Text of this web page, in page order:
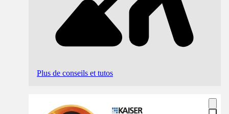
Plus de conseils et tutos